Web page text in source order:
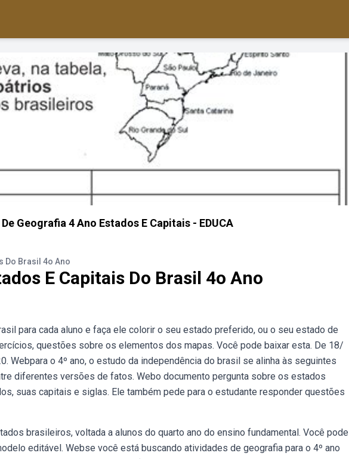
Geografia 4 Ano Estados E Capitais - EDUCA
Do Brasil 4o Ano
E Capitais Do Brasil 4o Ano
para cada aluno e faça ele colorir o seu estado preferido, ou o seu estado de
questões sobre os elementos dos mapas. Você pode baixar esta. De 18/
o 4º ano, o estudo da independência do brasil se alinha às seguintes
diferentes versões de fatos. Webo documento pergunta sobre os estados
suas capitais e siglas. Ele também pede para o estudante responder questões
brasileiros, voltada a alunos do quarto ano do ensino fundamental. Você pode
editável. Webse você está buscando atividades de geografia para o 4º ano